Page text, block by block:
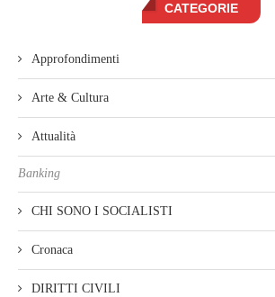
CATEGORIE
Approfondimenti
Arte & Cultura
Attualità
Banking
CHI SONO I SOCIALISTI
Cronaca
DIRITTI CIVILI